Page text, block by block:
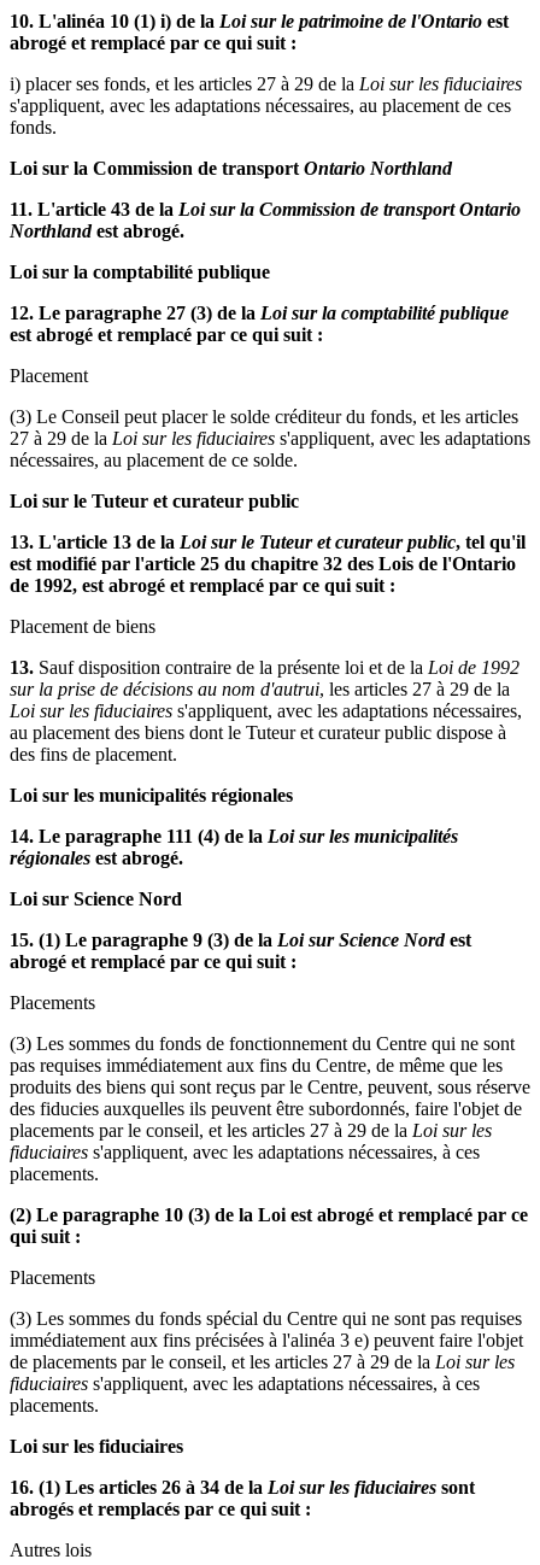
10. L'alinéa 10 (1) i) de la Loi sur le patrimoine de l'Ontario est
abrogé et remplacé par ce qui suit :
i) placer ses fonds, et les articles 27 à 29 de la Loi sur les fiduciaires
s'appliquent, avec les adaptations nécessaires, au placement de ces
fonds.
Loi sur la Commission de transport Ontario Northland
11. L'article 43 de la Loi sur la Commission de transport Ontario
Northlandest abrogé.
Loi sur la comptabilité publique
12. Le paragraphe 27 (3) de la Loi sur la comptabilité publique
est abrogé et remplacé par ce qui suit :
Placement
(3) Le Conseil peut placer le solde créditeur du fonds, et les articles
27 à 29 de la Loi sur les fiduciaires s'appliquent, avec les adaptations
nécessaires, au placement de ce solde.
Loi sur le Tuteur et curateur public
13. L'article 13 de la Loi sur le Tuteur et curateur public, tel qu'il
est modifié par l'article 25 du chapitre 32 des Lois de l'Ontario
de 1992, est abrogé et remplacé par ce qui suit :
Placement de biens
13. Sauf disposition contraire de la présente loi et de la Loi de 1992
sur la prise de décisions au nom d'autrui, les articles 27 à 29 de la
Loi sur les fiduciaires s'appliquent, avec les adaptations nécessaires,
au placement des biens dont le Tuteur et curateur public dispose à
des fins de placement.
Loi sur les municipalités régionales
14. Le paragraphe 111 (4) de la Loi sur les municipalités
régionales est abrogé.
Loi sur Science Nord
15. (1) Le paragraphe 9 (3) de la Loi sur Science Nordest
abrogé et remplacé par ce qui suit :
Placements
(3) Les sommes du fonds de fonctionnement du Centre qui ne sont
pas requises immédiatement aux fins du Centre, de même que les
produits des biens qui sont reçus par le Centre, peuvent, sous réserve
des fiducies auxquelles ils peuvent être subordonnés, faire l'objet de
placements par le conseil, et les articles 27 à 29 de la Loi sur les
fiduciaires s'appliquent, avec les adaptations nécessaires, à ces
placements.
(2) Le paragraphe 10 (3) de la Loi est abrogé et remplacé par ce
qui suit :
Placements
(3) Les sommes du fonds spécial du Centre qui ne sont pas requises
immédiatement aux fins précisées à l'alinéa 3 e) peuvent faire l'objet
de placements par le conseil, et les articles 27 à 29 de la Loi sur les
fiduciaires s'appliquent, avec les adaptations nécessaires, à ces
placements.
Loi sur les fiduciaires
16. (1) Les articles 26 à 34 de la Loi sur les fiduciaires sont
abrogés et remplacés par ce qui suit :
Autres lois